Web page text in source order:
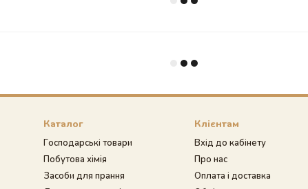
Каталог
Господарські товари
Побутова хімія
Засоби для прання
Клієнтам
Вхід до кабінету
Про нас
Оплата і доставка